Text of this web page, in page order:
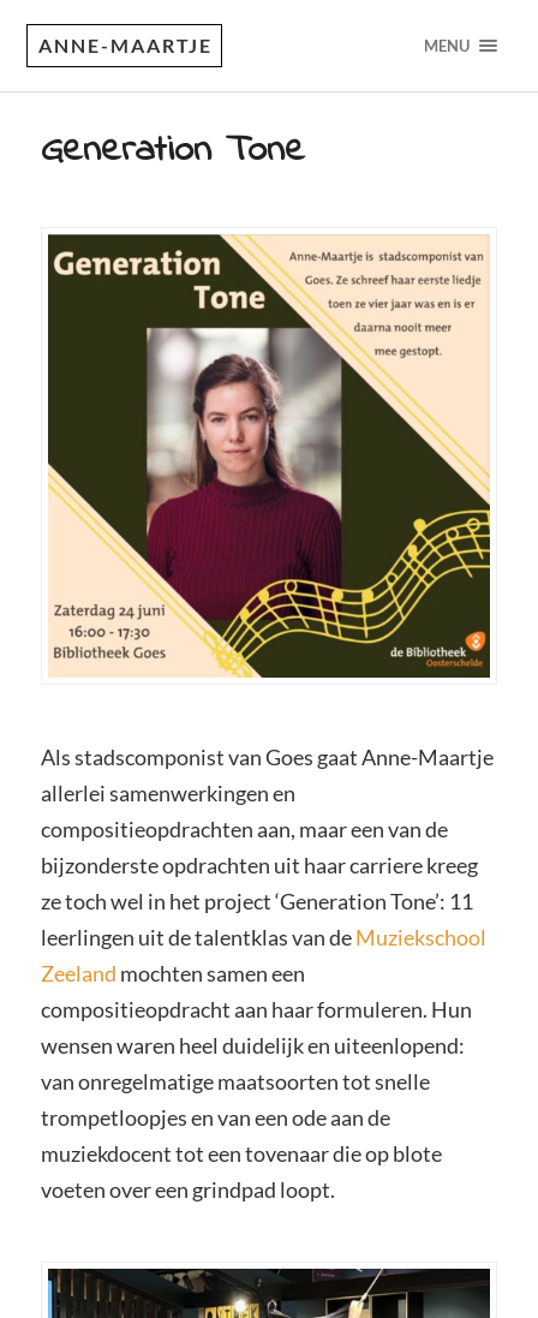
ANNE-MAARTJE MENU
Generation Tone
Als stadscomponist van Goes gaat Anne-Maartje
allerlei samenwerkingen en
compositieopdrachten aan, maar een van de
bijzonderste opdrachten uit haar carriere kreeg
ze toch wel in het project ‘Generation Tone’: 11
leerlingen uit de talentklas van deMuziekschool
Zeeland mochten samen een
compositieopdracht aan haar formuleren. Hun
wensen waren heel duidelijk en uiteenlopend:
van onregelmatige maatsoorten tot snelle
trompetloopjes en van een ode aan de
muziekdocent tot een tovenaar die op blote
voeten over een grindpad loopt.